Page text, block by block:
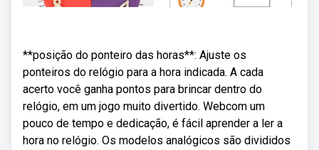
**posição do ponteiro das horas**: Ajuste os
ponteiros do relógio para a hora indicada. A cada
acerto você ganha pontos para brincar dentro do
relógio, em um jogo muito divertido. Webcom um
pouco de tempo e dedicação, é fácil aprender a ler a
hora no relógio. Os modelos analógicos são divididos